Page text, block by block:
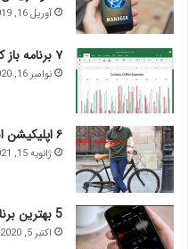
آوریل 16, 2019
۷ برنامه باز کردن فایل اکسل در اندروید (بهترین ها)
نوامبر 16, 2020
۶ اپلیکیشن اندرویدی عکس نوشته ساز (بهترین ها)
ژانویه 15, 2021
5 بهترین برنامه ضبط صدا در اندروید+ دانلود رایگان
اکتبر 5, 2020